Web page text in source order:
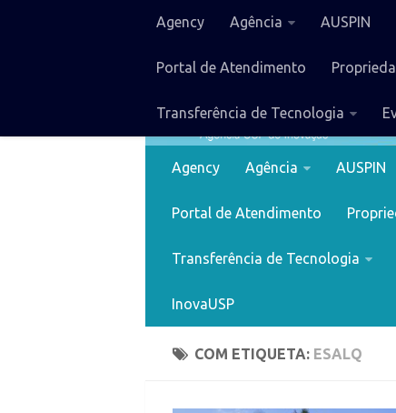
Agency Agência AUSPIN
Portal de Atendimento
Transferência de Tecnologia
Agency Agência AUSPIN
Portal de Atendimento
Transferência de Tecnologia
InovaUSP
COM ETIQUETA: ESALQ